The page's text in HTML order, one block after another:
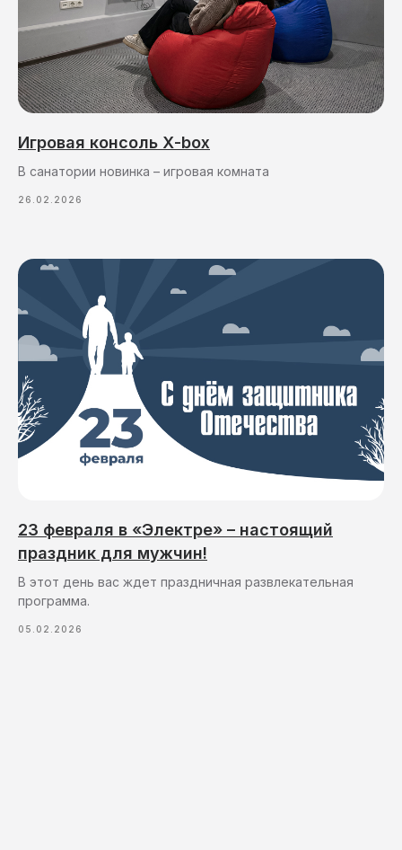
Игровая консоль Х-box
В санатории новинка – игровая комната
26.02.2026
23 февраля в «Электре» – настоящий
праздник для мужчин!
В этот день вас ждет праздничная развлекательная
программа.
05.02.2026